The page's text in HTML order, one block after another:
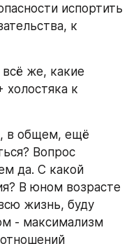
испортить
к
же, какие
холостяка к
в общем, ещё
Вопрос
да. С какой
В юном возрасте
жизнь, буду
- максимализм